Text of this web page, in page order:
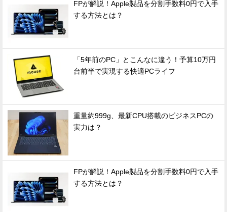
FPが解説！Apple製品を分割手数料0円で入手
する方法とは？
「5年前のPC」とこんなに違う！予算10万円
台前半で実現する快適PCライフ
重量約999g、最新CPU搭載のビジネスPCの
実力は？
FPが解説！Apple製品を分割手数料0円で入手
する方法とは？